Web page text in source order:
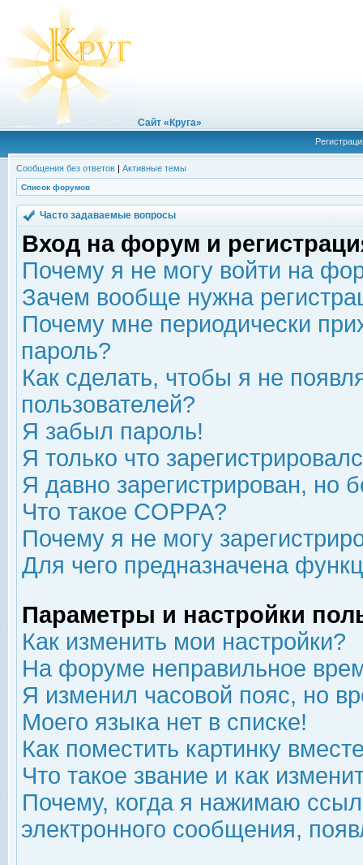
Сайт «Круга»
Сообщения без ответов | Активные темы
Список форумов
Часто задаваемые вопросы
Вход на форум и
Почему я не могу войти на
Зачем вообще нужна
Почему мне периодически
пароль?
Как сделать, чтобы я не
пользователей?
Я забыл пароль!
Я только что
Я давно зарегистрирован, но
Что такое COPPA?
Почему я не могу
Для чего предназначена
Параметры и настройки
Как изменить мои настройки?
На форуме неправильное
Я изменил часовой пояс, но
Моего языка нет в списке!
Как поместить картинку
Что такое звание и как
Почему, когда я нажимаю
электронного сообщения,